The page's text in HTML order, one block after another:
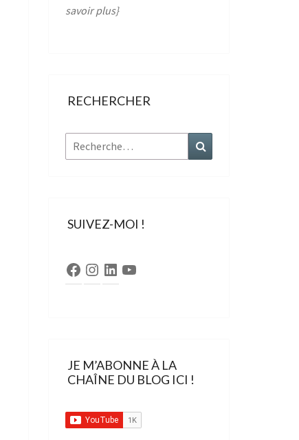
savoir plus}
RECHERCHER
Rechercher :
SUIVEZ-MOI !
Facebook
Instagram
LinkedInYouTube
JE M’ABONNE À LA
CHAÎNE DU BLOG ICI !